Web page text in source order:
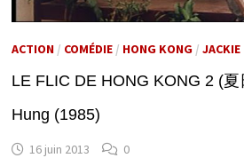
ACTION/ COMÉDIE/ HONG KONG/ JACKIE
LE FLIC DE HONG KONG 2 (
Hung (1985)
16 juin 2013 0